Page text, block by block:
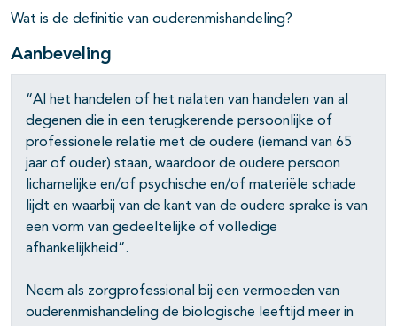
Wat is de definitie van ouderenmishandeling?
Aanbeveling
“Al het handelen of het nalaten van handelen van al
degenen die in een terugkerende persoonlijke of
professionele relatie met de oudere (iemand van 65
jaar of ouder) staan, waardoor de oudere persoon
lichamelijke en/of psychische en/of materiële schade
lijdt en waarbij van de kant van de oudere sprake is van
een vorm van gedeeltelijke of volledige
afhankelijkheid”.
Neem als zorgprofessional bij een vermoeden van
ouderenmishandeling de biologische leeftijd meer in